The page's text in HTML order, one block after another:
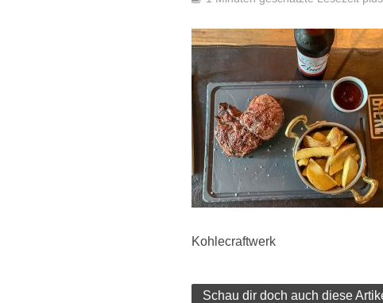
Kohlecraftwerk
Schau dir doch auch diese